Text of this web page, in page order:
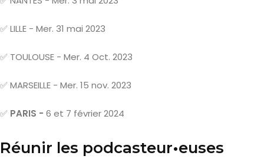
✅ LILLE - Mer. 31 mai 2023
✅ TOULOUSE - Mer. 4 Oct. 2023
✅ MARSEILLE - Mer. 15 nov. 2023
✅ PARIS - 6 et 7 février 2024
Réunir les podcasteur•euses